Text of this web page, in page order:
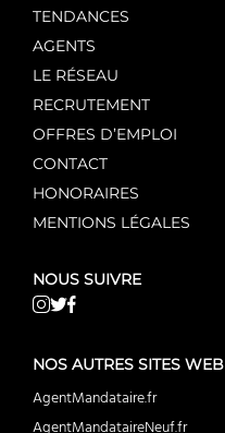
TENDANCES
AGENTS
LE RÉSEAU
RECRUTEMENT
OFFRES D’EMPLOI
CONTACT
HONORAIRES
MENTIONS LÉGALES
NOUS SUIVRE
NOS AUTRES SITES WEB
AgentMandataire.fr
AgentMandataireNeuf.fr